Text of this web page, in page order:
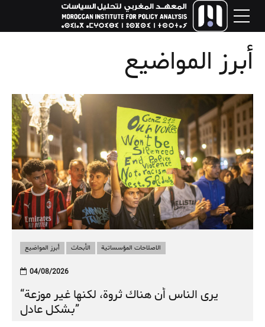
أبرز المواضيع
أبرز المواضيع الأبحاث الاصلاحات المؤسساتية
04/08/2026
“يرى الناس أن هناك ثروة، لكنها غير موزعة
بشكل عادل”